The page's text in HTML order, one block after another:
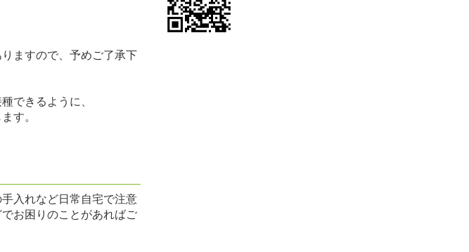
ますので、予めご了承下
できるように、
す。
入れなど日常自宅で注意
お困りのことがあればご